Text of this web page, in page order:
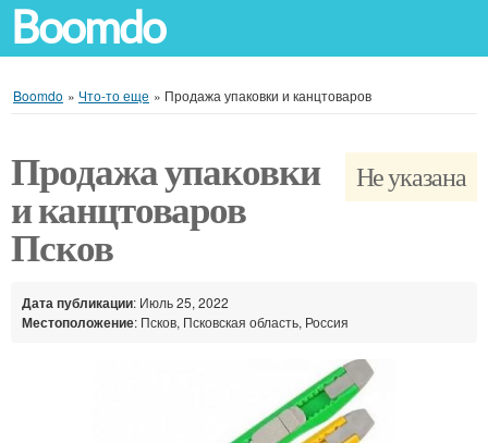
Boomdo
Boomdo » Что-то еще » Продажа упаковки и канцтоваров
Не указана
Продажа упаковки
и канцтоваров
Псков
Дата публикации: Июль 25, 2022
Местоположение: Псков, Псковская область, Россия